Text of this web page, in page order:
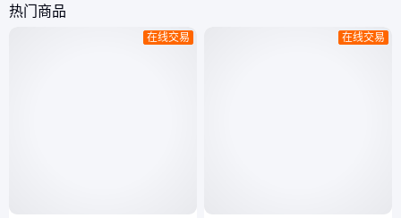
热门商品
在线交易 在线交易